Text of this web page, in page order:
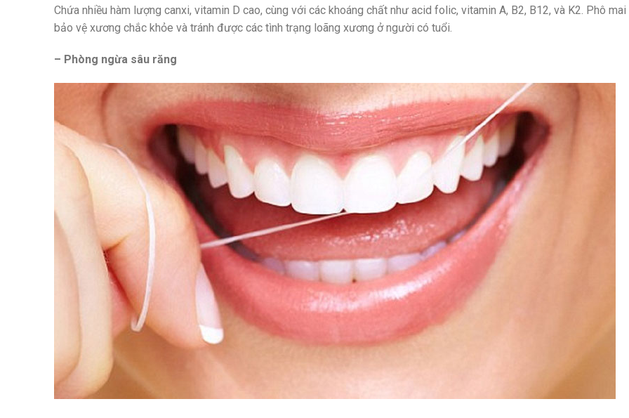
Chứa nhiều hàm lượng canxi, vitamin D cao, cùng với các khoáng chất như acid folic, vitamin A, B2, B12, và K2. Phô
bảo vệ xương chắc khỏe và tránh được các tình trạng loãng xương ở người có tuổi.
– Phòng ngừa sâu răng